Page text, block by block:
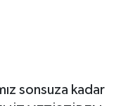
sonsuza kadar